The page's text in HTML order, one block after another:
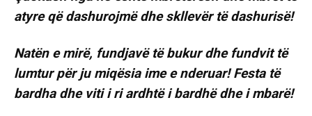
atyre që dashurojmë dhe skllevër të dashurisë!
Natën e mirë, fundjavë të bukur dhe fundvit të
lumtur për ju miqësia ime e nderuar! Festa të
bardha dhe viti i ri ardhtë i bardhë dhe i mbarë!